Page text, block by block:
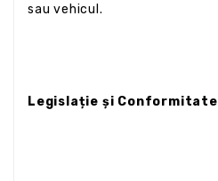
sau vehicul.
Legislație și Conformitate